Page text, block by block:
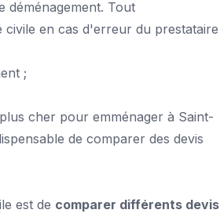
déménagement. Tout
civile en cas d'erreur du prestataire
;
cher pour emménager à Saint-
de comparer des devis
est de comparer différents devis